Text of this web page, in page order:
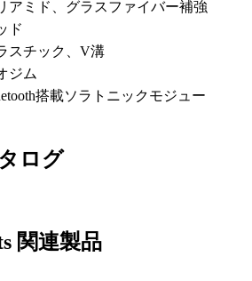
アミド、グラスファイバー補強
ド
スチック、V溝
ジム
搭載ソラトニックモジュー
ログ
関連製品